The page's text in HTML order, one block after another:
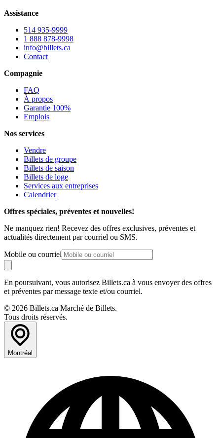
Assistance
514 935-9999
1 888 878-9998
info@billets.ca
Contact
Compagnie
FAQ
À propos
Garantie 100%
Emplois
Nos services
Vendre
Billets de groupe
Billets de saison
Billets de loge
Services aux entreprises
Calendrier
Offres spéciales, préventes et nouvelles!
Ne manquez rien! Recevez des offres exclusives, préventes et
actualités directement par courriel ou SMS.
Mobile ou courriel
En poursuivant, vous autorisez Billets.ca à vous envoyer des offres
et préventes par message texte et/ou courriel.
© 2026 Billets.ca Marché de Billets.
Tous droits réservés.
Montréal